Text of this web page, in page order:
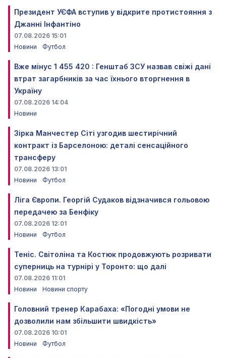
Президент УЄФА вступив у відкрите протистояння з
Джанні Інфантіно
07.08.2026 15:01
Новини
Футбол
Вже мінус 1 455 420 : Генштаб ЗСУ назвав свіжі дані
втрат загарбників за час їхнього вторгнення в
Україну
07.08.2026 14:04
Новини
Зірка Манчестер Сіті узгодив шестирічний
контракт із Барселоною: деталі сенсаційного
трансферу
07.08.2026 13:01
Новини
Футбол
Ліга Європи. Георгій Судаков відзначився гольовою
передачею за Бенфіку
07.08.2026 12:01
Новини
Футбол
Теніс. Світоліна та Костюк продовжують розривати
суперниць на турнірі у Торонто: що далі
07.08.2026 11:01
Новини
Новини спорту
Головний тренер Карабаха: «Погодні умови не
дозволили нам збільшити швидкість»
07.08.2026 10:01
Новини
Футбол